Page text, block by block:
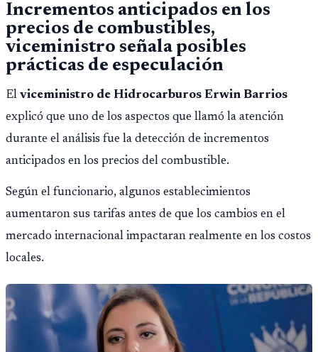
Incrementos anticipados en los
precios de combustibles,
viceministro señala posibles
prácticas de especulación
El viceministro de Hidrocarburos Erwin Barrios
explicó que uno de los aspectos que llamó la atención
durante el análisis fue la detección de incrementos
anticipados en los precios del combustible.
Según el funcionario, algunos establecimientos
aumentaron sus tarifas antes de que los cambios en el
mercado internacional impactaran realmente en los costos
locales.